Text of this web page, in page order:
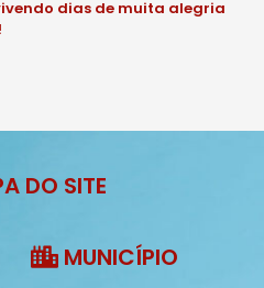
dias de muita alegria
DO SITE
MUNICÍPIO